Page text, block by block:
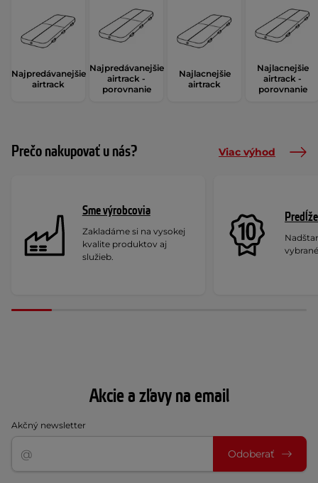
Najpredávanejšie
airtrack
Najpredávanejšie
airtrack -
porovnanie
Najlacnejšie
airtrack
Najlacnejšie
airtrack -
porovnanie
Prečo nakupovať u nás? Viac výhod
Sme výrobcovia
Zakladáme si na vysokej
kvalite produktov aj
služieb.
Akcie a zľavy na email
Akčný newsletter
Odoberať